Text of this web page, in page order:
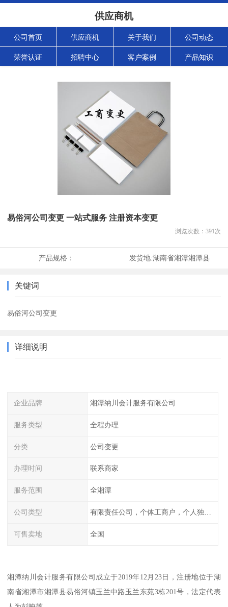
供应商机
公司首页 供应商机 关于我们 公司动态
荣誉认证 招聘中心 客户案例 产品知识
易俗河公司变更 一站式服务 注册资本变更
浏览次数： 391次
产品规格： 发货地:湖南省湘潭湘潭县
关键词
易俗河公司变更
详细说明
企业品牌 湘潭纳川会计服务有限公司
服务类型 全程办理
分类 公司变更
办理时间 联系商家
服务范围 全湘潭
公司类型
可售卖地 全国
湘潭纳川会计服务有限公司成立于2019年12月23日，注册地位于湖
南省湘潭市湘潭县易俗河镇玉兰中路玉兰东苑3栋201号，法定代表